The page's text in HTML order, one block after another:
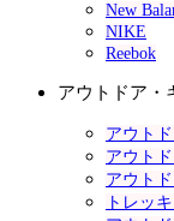
New
NIKE
Reebok
アウトドア・
アウト
アウト
アウト
トレッ